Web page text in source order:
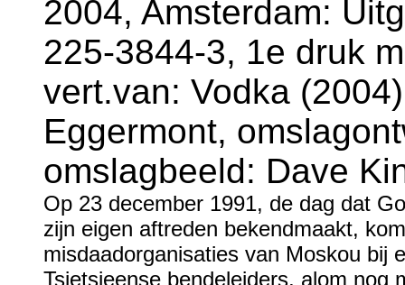
2004, Amsterdam:
225-3844-3, 1e druk
vert.van: Vodka
Eggermont,
omslagbeeld: Dave
Op 23 december 1991, de dag dat
zijn eigen aftreden bekendmaakt,
misdaadorganisaties van Moskou bij
Tsjetsjeense bendeleiders, alom nog